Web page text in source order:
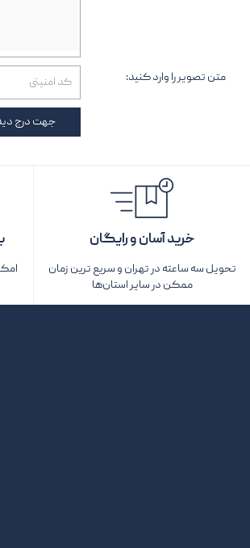
متن تصویر را وارد کنید:
جهت درج
خرید آسان و رایگان
تحویل سه ساعته در تهران و سریع ترین زمان
ممکن در سایر استان‌ها